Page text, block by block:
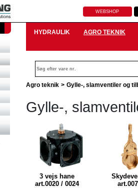
WEBSHOP
HYDRAULIK AGRO TEKNIK
Agro teknik > Gylle-, slamventiler og
Gylle-,
3 vejs hane
art.0020 / 0024